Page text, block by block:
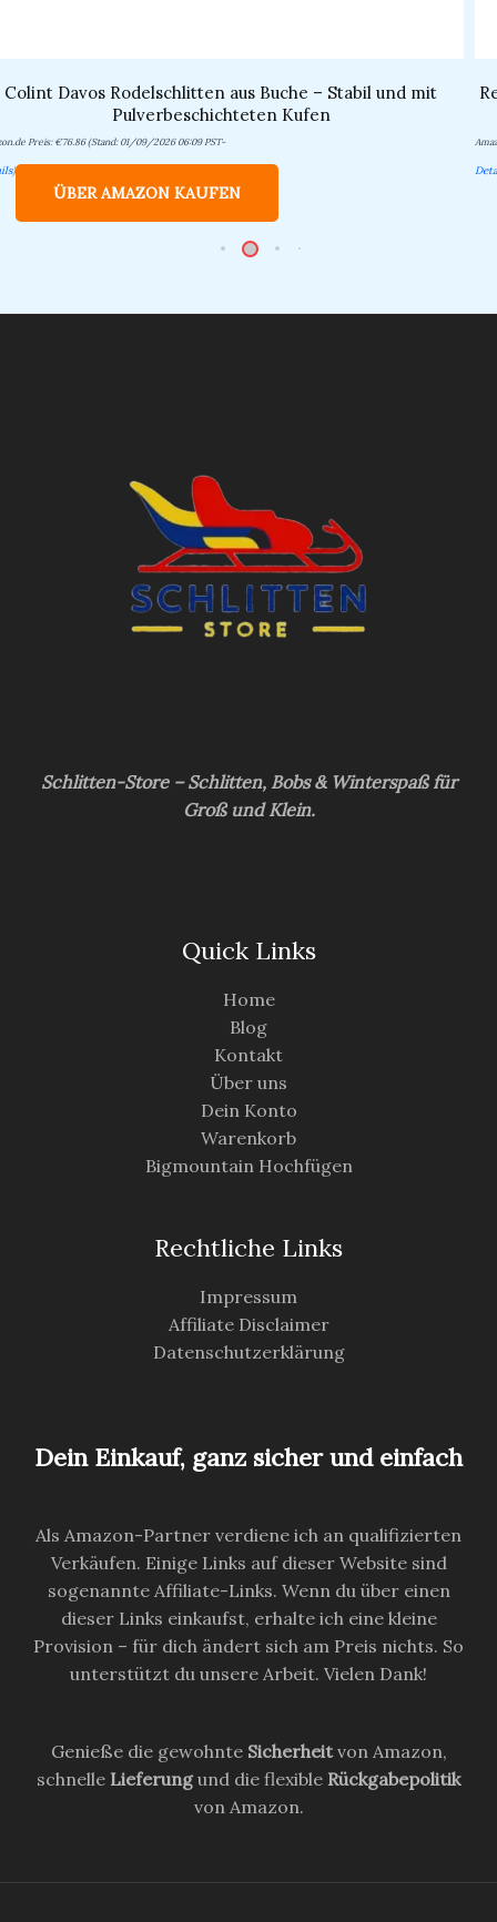
Colint Davos Rodelschlitten aus Buche – Stabil und mit
Pulverbeschichteten Kufen
Preis:€76.86(Stand: 01/09/2026 06:09 PST-
)
ÜBER AMAZON KAUFEN
Schlitten-Store – Schlitten, Bobs & Winterspaß für
Groß und Klein.
Quick Links
Home
Blog
Kontakt
Über uns
Dein Konto
Warenkorb
Bigmountain Hochfügen
Rechtliche Links
Impressum
Affiliate Disclaimer
Datenschutzerklärung
Dein Einkauf, ganz sicher und einfach
Als Amazon-Partner verdiene ich an qualifizierten
Verkäufen. Einige Links auf dieser Website sind
sogenannte Affiliate-Links. Wenn du über einen
dieser Links einkaufst, erhalte ich eine kleine
Provision – für dich ändert sich am Preis nichts. So
unterstützt du unsere Arbeit. Vielen Dank!
Genieße die gewohnte Sicherheitvon Amazon,
schnelle Lieferungund die flexible Rückgabepolitik
von Amazon.